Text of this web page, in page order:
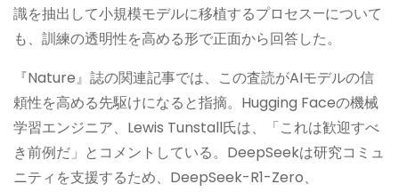
識を抽出して小規模モデルに移植するプロセス—について
も、訓練の透明性を高める形で正面から回答した。
『Nature』誌の関連記事では、この査読がAIモデルの信
頼性を高める先駆けになると指摘。Hugging Faceの機械
学習エンジニア、Lewis Tunstall氏は、「これは歓迎すべ
き前例だ」とコメントしている。DeepSeekは研究コミュ
ニティを支援するため、DeepSeek-R1-Zero、